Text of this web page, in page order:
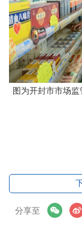
图为开封市市场
分享至